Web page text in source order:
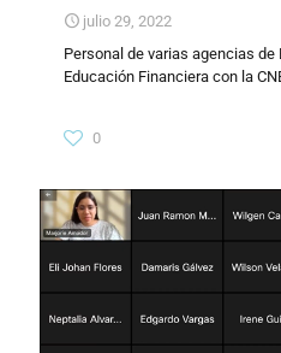
julio 29, 2022
Personal de varias agencias
Educación Financiera con la
0